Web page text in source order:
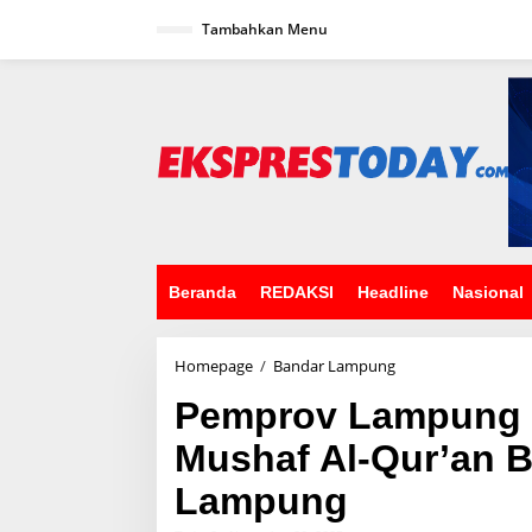
Tambahkan Menu
Beranda REDAKSI Headline Nasional
Homepage / Bandar Lampung
m
p
r
o
Pemprov
Mushaf Al-Qur’an
Lampung